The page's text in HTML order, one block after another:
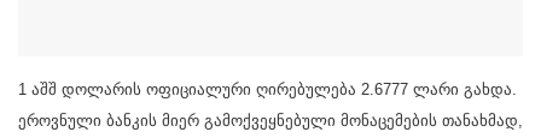
1 აშშ დოლარის ოფიციალური ღირებულება 2.6777 ლარი გახდა.
ეროვნული ბანკის მიერ გამოქვეყნებული მონაცემების თანახმად,